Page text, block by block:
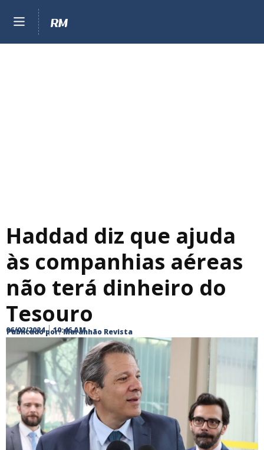
Haddad diz que ajuda
às companhias aéreas
não terá dinheiro do
Tesouro
Publicado por: Maranhão Revista
06/02/2024 10:46 AM